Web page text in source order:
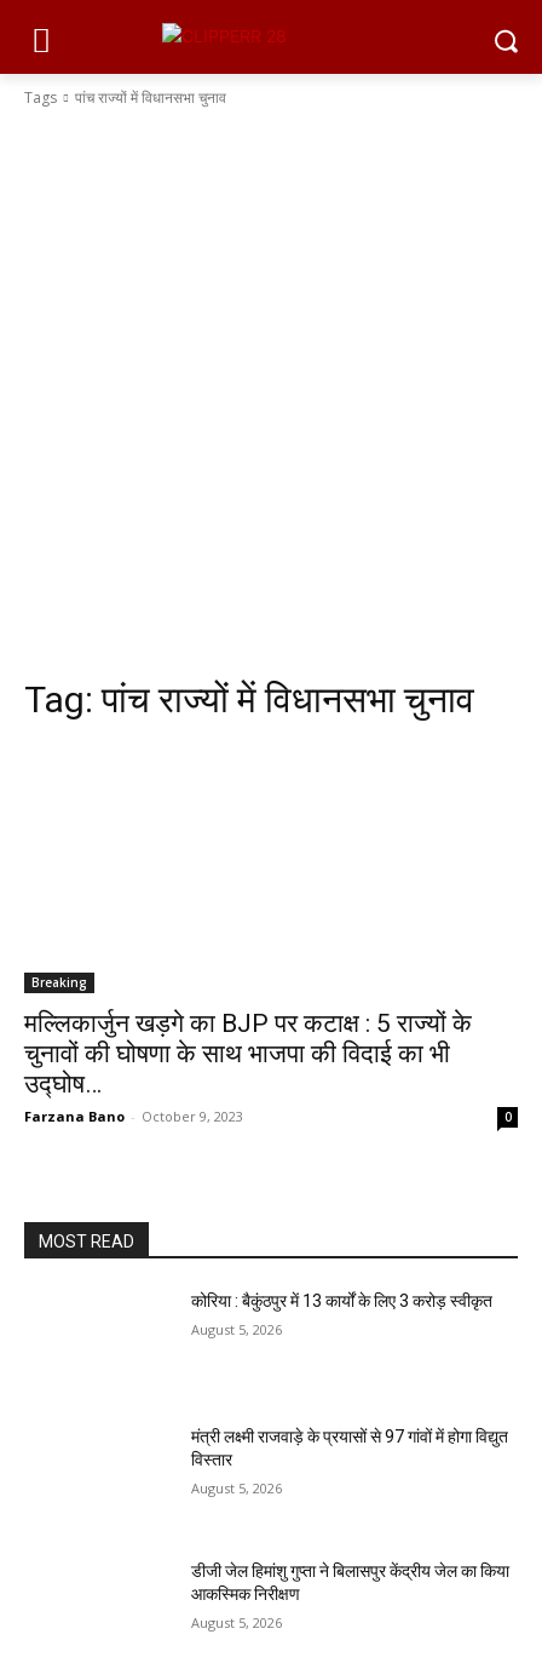
Tags पांच राज्यों में विधानसभा चुनाव
Tag:पांच राज्यों में विधानसभा चुनाव
Breaking
मल्लिकार्जुन खड़गे का BJP पर कटाक्ष : 5 राज्यों के
चुनावों की घोषणा के साथ भाजपा की विदाई का भी
उद्घोष…
Farzana Bano - October 9, 2023 0
MOST READ
कोरिया : बैकुंठपुर में 13 कार्यों के लिए 3 करोड़ स्वीकृत
August 5, 2026
मंत्री लक्ष्मी राजवाड़े के प्रयासों से 97 गांवों में होगा विद्युत
विस्तार
August 5, 2026
डीजी जेल हिमांशु गुप्ता ने बिलासपुर केंद्रीय जेल का किया
आकस्मिक निरीक्षण
August 5, 2026